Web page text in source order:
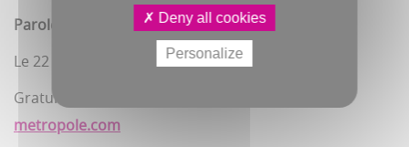
Paroles face à la violence
Le 22 novembre, à 18h30, à la Maison du théâtre
Gratuit sur réservation :
metropole.com
Deny all cookies
Personalize